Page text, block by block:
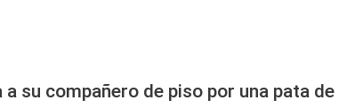
a su compañero de piso por una pata de